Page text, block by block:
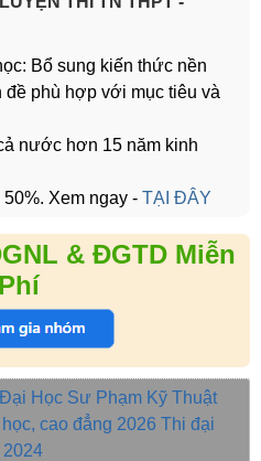
Bổ sung kiến thức nền
đề phù hợp với mục tiêu và
nước hơn 15 năm kinh
Xem ngay - TẠI ĐÂY
& ĐGTD Miễn
Phí
Học Sư Phạm Kỹ Thuật
cao đẳng 2026 Thi đại
2024